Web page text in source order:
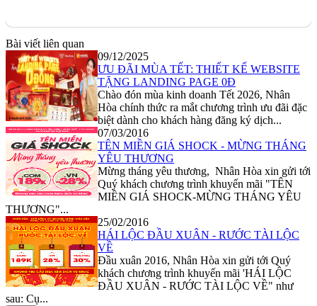
Bài viết liên quan
09/12/2025
ƯU ĐÃI MÙA TẾT: THIẾT KẾ WEBSITE
TẶNG LANDING PAGE 0Đ
Chào đón mùa kinh doanh Tết 2026, Nhân
Hòa chính thức ra mắt chương trình ưu đãi đặc
biệt dành cho khách hàng đăng ký dịch...
07/03/2016
TÊN MIỀN GIÁ SHOCK - MỪNG THÁNG
YÊU THƯƠNG
Mừng tháng yêu thương, Nhân Hòa xin gửi tới
Quý khách chương trình khuyến mãi "TÊN
MIỀN GIÁ SHOCK-MỪNG THÁNG YÊU
THƯƠNG"...
25/02/2016
HÁI LỘC ĐẦU XUÂN - RƯỚC TÀI LỘC
VỀ
Đầu xuân 2016, Nhân Hòa xin gửi tới Quý
khách chương trình khuyến mãi 'HÁI LỘC
ĐẦU XUÂN - RƯỚC TÀI LỘC VỀ" như
sau: Cụ...